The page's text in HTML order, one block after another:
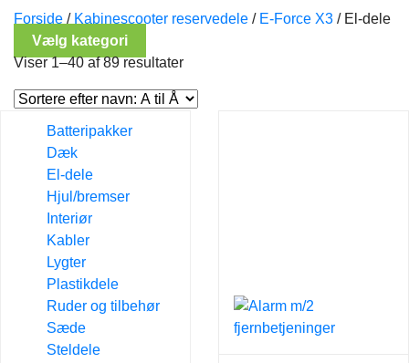
Forside / Kabinescooter reservedele / E-Force X3 /El-dele
Vælg kategori
Viser 1–40 af 89 resultater
Batteripakker
Dæk
El-dele
Hjul/bremser
Interiør
Kabler
Lygter
Plastikdele
Ruder og tilbehør
Sæde
Steldele